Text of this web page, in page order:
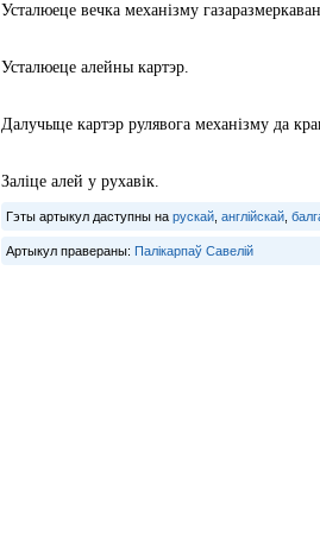
Усталюеце вечка механізму
Усталюеце алейны картэр.
Далучыце картэр рулявога механізму да
Заліце алей у рухавік.
Гэты артыкул даступны на рускай, англійскай,
Артыкул правераны: Палікарпаў Савелій